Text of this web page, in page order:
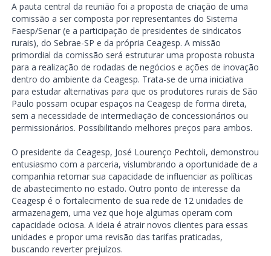
A pauta central da reunião foi a proposta de criação de uma
comissão a ser composta por representantes do Sistema
Faesp/Senar (e a participação de presidentes de sindicatos
rurais), do Sebrae-SP e da própria Ceagesp. A missão
primordial da comissão será estruturar uma proposta robusta
para a realização de rodadas de negócios e ações de inovação
dentro do ambiente da Ceagesp. Trata-se de uma iniciativa
para estudar alternativas para que os produtores rurais de São
Paulo possam ocupar espaços na Ceagesp de forma direta,
sem a necessidade de intermediação de concessionários ou
permissionários. Possibilitando melhores preços para ambos.
O presidente da Ceagesp, José Lourenço Pechtoli, demonstrou
entusiasmo com a parceria, vislumbrando a oportunidade de a
companhia retomar sua capacidade de influenciar as políticas
de abastecimento no estado. Outro ponto de interesse da
Ceagesp é o fortalecimento de sua rede de 12 unidades de
armazenagem, uma vez que hoje algumas operam com
capacidade ociosa. A ideia é atrair novos clientes para essas
unidades e propor uma revisão das tarifas praticadas,
buscando reverter prejuízos.